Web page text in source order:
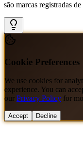
são marcas registradas
Cookie Preferences
We use cookies for
experience. You can
our Privacy Policy for
Accept Decline